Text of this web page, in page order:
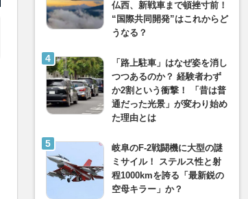
仏西、新戦車まで頓挫寸前！
“国際共同開発”はこれからど
うなる？
「路上駐車」はなぜ姿を消し
つつあるのか？ 経験者わず
か2割という衝撃！ 「昔は普
通だった光景」が変わり始め
た理由とは
岐阜のF-2戦闘機に大型の謎
ミサイル！ ステルス性と射
程1000kmを誇る「最新鋭の
空母キラー」か？